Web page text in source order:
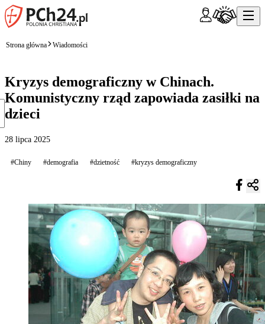
Strona główna Wiadomości
Kryzys demograficzny w Chinach.
Komunistyczny rząd zapowiada zasiłki na
dzieci
28 lipca 2025
#Chiny #demografia #dzietność #kryzys demograficzny